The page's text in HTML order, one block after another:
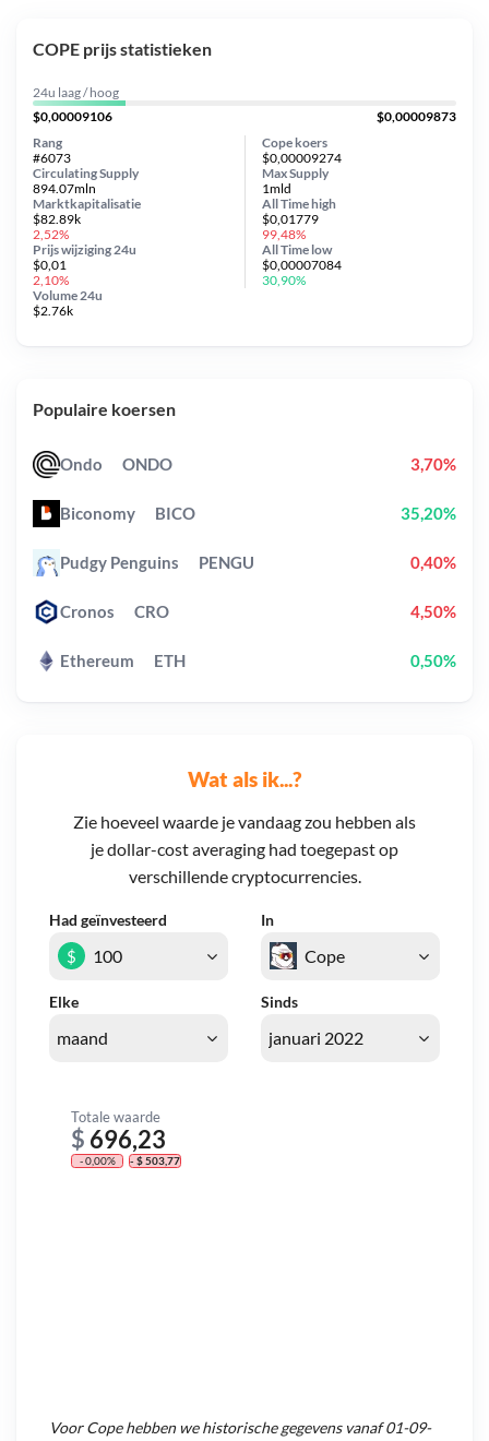
Wat als ik...?
Zie hoeveel waarde je vandaag zou hebben als
je dollar-cost averaging had toegepast op
verschillende cryptocurrencies.
Had geïnvesteerd In
Elke Sinds
$
Totale waarde
$ 696,23
- 0,00% - $ 503,77
VoorCopehebben we historische gegevens vanaf01-09-
COPE prijs statistieken
24u laag / hoog
$0,00009106
$0,00009873
Cope koers
$0,00009274
Circulating Supply
894.07mln
Prijs wijziging 24u
$0,01
2,10%
Max Supply
1mld
Marktkapitalisatie
$82.89k
2,52%
Volume 24u
$2.76k
Rang
#6073
All Timehigh
$0,01779
99,48%
All Time low
$0,00007084
30,90%
Populaire koersen
Ondo ONDO 3,70%
Biconomy BICO 35,20%
Pudgy Penguins PENGU 0,40%
Cronos CRO 4,50%
Ethereum ETH 0,50%